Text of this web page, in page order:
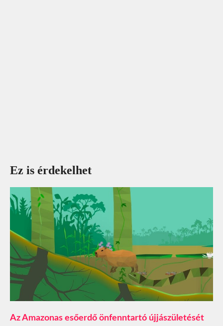
Ez is érdekelhet
Az Amazonas esőerdő önfenntartó újjászületését